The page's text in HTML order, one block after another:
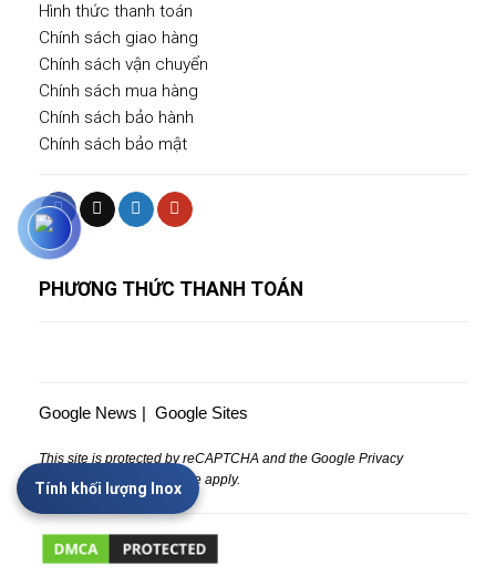
Hình thức thanh toán
Chính sách giao hàng
Chính sách vận chuyển
Chính sách mua hàng
Chính sách bảo hành
Chính sách bảo mật
PHƯƠNG THỨC THANH TOÁN
Google News | Google Sites
This site is protected by reCAPTCHA and the Google Privacy
Policy and Terms of Service apply.
Tính khối lượng Inox